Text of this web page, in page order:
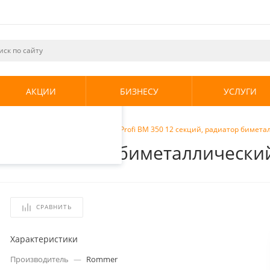
и
использования.
.
АКЦИИ БИЗНЕСУ УСЛУГИ
Rommer Profi BM 350 12 секций, радиатор
радиатор
СРАВНИТЬ
Характеристики
Производитель — Rommer